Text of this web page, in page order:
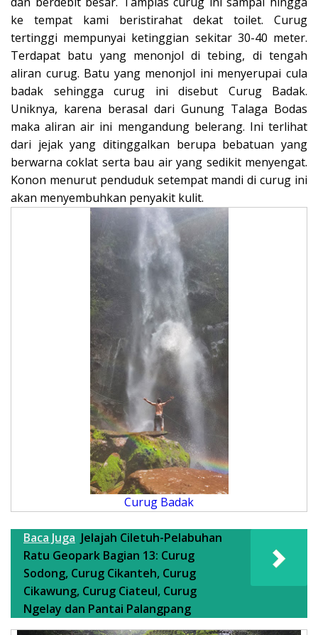
ke tempat kami beristirahat dekat toilet. Curug
tertinggi mempunyai ketinggian sekitar 30-40 meter.
Terdapat batu yang menonjol di tebing, di tengah
aliran curug. Batu yang menonjol ini menyerupai cula
badak sehingga curug ini disebut Curug Badak.
Uniknya, karena berasal dari Gunung Talaga Bodas
maka aliran air ini mengandung belerang. Ini terlihat
dari jejak yang ditinggalkan berupa bebatuan yang
berwarna coklat serta bau air yang sedikit menyengat.
Konon menurut penduduk setempat mandi di curug ini
akan menyembuhkan penyakit kulit.
Curug Badak
Baca Juga Jelajah Ciletuh-Pelabuhan
Ratu Geopark Bagian 13: Curug
Sodong, Curug Cikanteh, Curug
Cikawung, Curug Ciateul, Curug
Ngelay dan Pantai Palangpang